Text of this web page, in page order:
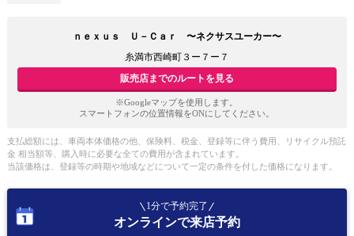
ｎｅｘｕｓ Ｕ－Ｃａｒ 〜ネクサスユーカー〜
糸満市西崎町３ー７ー７
販売店までのルートを見る
※Googleマップを使用します。
スマートフォンの位置情報をONにしてください。
支払総額には、車両本体価格の他、保険料、税金、登録等に伴う費用、リサイクル預託
金 相当額等、購入時に必要な全ての費用が含まれています。
当該価格は、登録等の時期や地域などについて一定の条件を付した価格になります。
1分で予約完了
オンラインで来店予約